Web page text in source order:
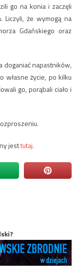
go na konia i zaczęli
Liczyli, że wymogą na
Gdańskiego oraz
doganiać napastników,
własne życie, po kilku
go, porąbali ciało i
jesttutaj.